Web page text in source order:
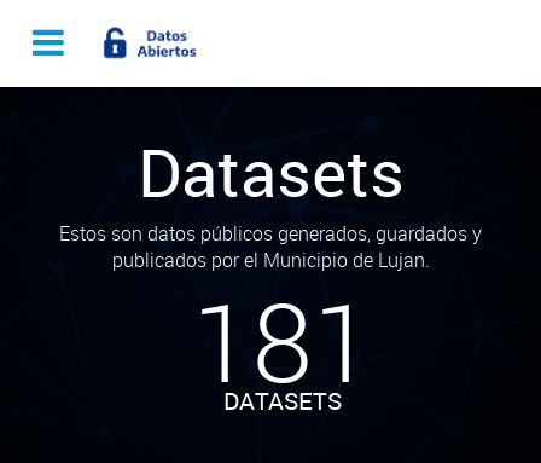
Datasets
Estos son datos públicos generados, guardados y
publicados por el Municipio de Lujan.
181
DATASETS